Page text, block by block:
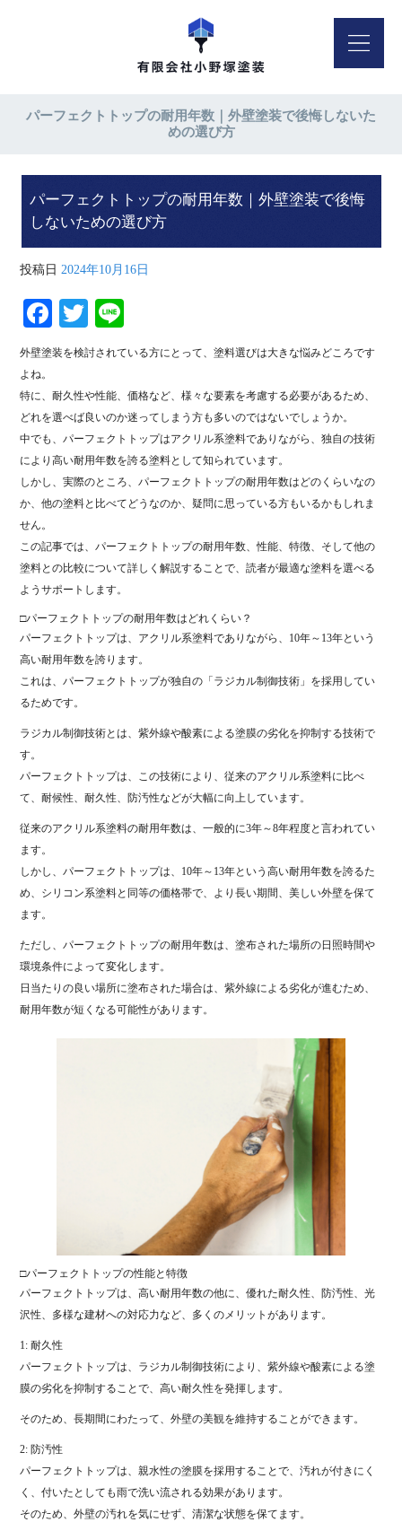
パーフェクトトップの耐用年数｜外壁塗装で後悔しないた
めの選び方
パーフェクトトップの耐用年数｜外壁塗装で後悔
しないための選び方
投稿日 2024年10月16日
Fa
ce
ok
T
wi
r
ne
外壁塗装を検討されている方にとって、塗料選びは大きな悩みどころです
よね。
特に、耐久性や性能、価格など、様々な要素を考慮する必要があるため、
どれを選べば良いのか迷ってしまう方も多いのではないでしょうか。
中でも、パーフェクトトップはアクリル系塗料でありながら、独自の技術
により高い耐用年数を誇る塗料として知られています。
しかし、実際のところ、パーフェクトトップの耐用年数はどのくらいなの
か、他の塗料と比べてどうなのか、疑問に思っている方もいるかもしれま
せん。
この記事では、パーフェクトトップの耐用年数、性能、特徴、そして他の
塗料との比較について詳しく解説することで、読者が最適な塗料を選べる
ようサポートします。
□パーフェクトトップの耐用年数はどれくらい？
パーフェクトトップは、アクリル系塗料でありながら、10年～13年という
高い耐用年数を誇ります。
これは、パーフェクトトップが独自の「ラジカル制御技術」を採用してい
るためです。
ラジカル制御技術とは、紫外線や酸素による塗膜の劣化を抑制する技術で
す。
パーフェクトトップは、この技術により、従来のアクリル系塗料に比べ
て、耐候性、耐久性、防汚性などが大幅に向上しています。
従来のアクリル系塗料の耐用年数は、一般的に3年～8年程度と言われてい
ます。
しかし、パーフェクトトップは、10年～13年という高い耐用年数を誇るた
め、シリコン系塗料と同等の価格帯で、より長い期間、美しい外壁を保て
ます。
ただし、パーフェクトトップの耐用年数は、塗布された場所の日照時間や
環境条件によって変化します。
日当たりの良い場所に塗布された場合は、紫外線による劣化が進むため、
耐用年数が短くなる可能性があります。
□パーフェクトトップの性能と特徴
パーフェクトトップは、高い耐用年数の他に、優れた耐久性、防汚性、光
沢性、多様な建材への対応力など、多くのメリットがあります。
1: 耐久性
パーフェクトトップは、ラジカル制御技術により、紫外線や酸素による塗
膜の劣化を抑制することで、高い耐久性を発揮します。
そのため、長期間にわたって、外壁の美観を維持することができます。
2: 防汚性
パーフェクトトップは、親水性の塗膜を採用することで、汚れが付きにく
く、付いたとしても雨で洗い流される効果があります。
そのため、外壁の汚れを気にせず、清潔な状態を保てます。